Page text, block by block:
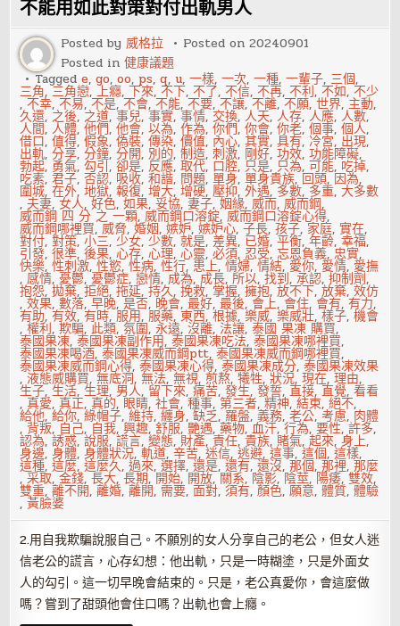
起
嗎？
勃
起
功
能
障
礙
跟
抽
煙
有
什
麼
關
係？
不能用如此對策對付出軌男人
Posted by威格拉 Posted on20240901
Posted in健康議題
Taggede,go,oo, ps,q,u,一樣,一次,一種,一輩子, 三個,
三角,三角戀,上癮,下來,不下,不了,不信,不再,不利,不如,不少
,不幸,不易,不是,不會,不能,不要,不讓,不離,不願,世界,主動,
久還, 之後, 之道,事兒,事實,事情, 交換,人天,人存,人應,人數,
人間,人體,他們,他會,以為,作為,你們,你會,你老,個事,個人,
借口,值得,假象,偽裝,傳染,價值, 內心,其實,具有, 冷宮, 出現,
出軌,分享,分鐘,分開, 別的,制造,刺激, 剛好,功效,功能障礙,
勃起, 勇氣,勾引,卻是, 反應,取代, 口腔, 只是, 只為,可能, 吃掉,
吃素,君子,否認, 吸收,和諧, 問題,單身,單身貴族, 回頭, 因為,
圍城,在外,地獄,報復,增大,增硬,壓抑,外遇, 多數, 多重,大多數
, 夫妻,女人,好色,如果,妥協,妻子,姻緣,威而,威而鋼,
威而鋼 四 分 之 一顆,威而鋼口溶錠,威而鋼口溶錠心得,
威而鋼哪裡買,威脅,婚姻,嫉妒,嫉妒心,子長,孩子, 家庭,實在,
對付,對策,小三,少女,少數,就是,差異, 已婚,平衡,年齡,幸福,
引發,很準,後果,心存,心理,心靈,必須, 忍受,忘恩負義,忠實,
快樂,性刺激,性慾,性病,性行, 患上,情婦,情結, 愛你, 愛情, 愛撫
,感情,憂鬱,憂鬱症,戀情, 成為,成長,所以,找到,承認,抑制劑,
抱怨,拋棄,拒絕,拖延,持久,挽救,掌握,擁抱,放不下,放棄,效仿
,效果,數落,早晚,是否, 晚會,最好,最後,會上, 會住, 會有,有力,
有助,有效,有時,服用,服藥,東西,根據,樂威,樂威壯,樣子,機會
,權利,欺騙,此類,氛圍,永遠,沒離, 法讓,泰國 果凍 購買,
泰國果凍,泰國果凍副作用,泰國果凍吃法,泰國果凍哪裡買,
泰國果凍喝酒,泰國果凍威而鋼ptt,泰國果凍威而鋼哪裡買,
泰國果凍威而鋼心得,泰國果凍心得,泰國果凍成分,泰國果凍效果
,液態威購買,無底洞,無法,無視,煎熬,犧牲,狀況,現在,理由,
生子,生活,生理, 男人, 留下來,痛苦,發生,發誓,直接,直覺,看看
,真愛,真正,真的, 眼睛,社會,種事, 第三者,精神,結束,絕不,
給他,給你,綠帽子,維持,纏身,缺乏, 羅盤,義務,老公,考慮, 肉體
, 背叛, 自己, 自我,興趣,舒服,艷遇,藥物,血汗,行為,要性,許多,
認為,誘惑,說服,謊言,變態, 財產,責任,貴族,賭氣,起來,身上,
身邊,身體,身體狀況,軌道,辛苦,迷信,逃避,這事,這個,這樣,
這種,這麼,這麼久,過來,選擇,還是,還有,還沒,那個,那裡,那麼
,采取,金錢,長大,長期, 開始, 開放, 關系, 陰影, 陰莖, 陽痿,雙效,
雙重,離不開,離婚,離開, 需要,面對,須有,顏色,願意,體質,體驗
,黃臉婆
2.用自我欺騙說服自己。不願別的女人分享自己的老公，但女人迷
信老公的謊言，心存幻想：他出軌，只是一時糊塗，只是外面女
人的勾引。這一切早晚會結束的。只是，老公真愛你，會這麼做
嗎？嘗到了甜頭他會住口嗎？出軌也會上癮。